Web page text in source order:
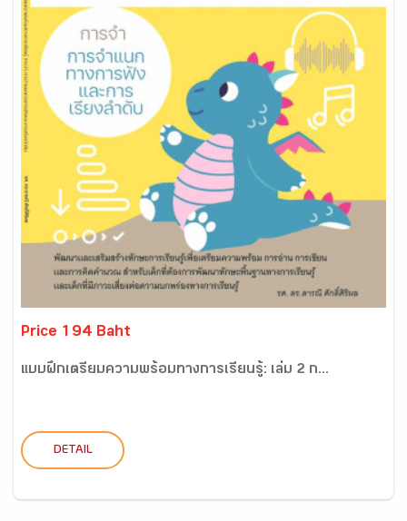
Price 194 Baht
แบบฝึกเตรียมความพร้อมทางการเรียนรู้: เล่ม 2 ก...
DETAIL